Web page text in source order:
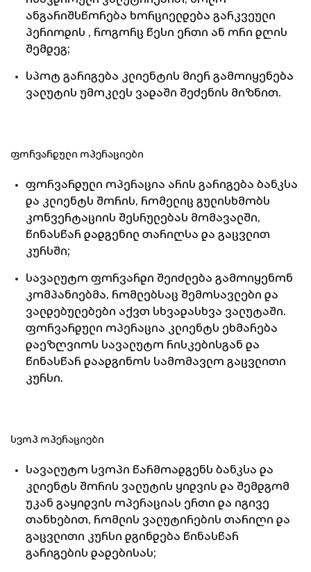
ანგარიშსწორება ხორციელდება გარკვეული
პერიოდის , როგორც წესი ერთი ან ორი დღის
შემდეგ;
სპოტ გარიგება კლიენტის მიერ გამოიყენება
ვალუტის უმოკლეს ვადაში შეძენის მიზნით.
ფორვარდული ოპერაციები
ფორვარდული ოპერაცია არის გარიგება ბანკსა
და კლიენტს შორის, რომელიც გულისხმობს
კონვერტაციის შესრულებას მომავალში,
წინასწარ დადგენილ თარიღსა და გაცვლით
კურსში;
სავალუტო ფორვარდი შეიძლება გამოიყენონ
კომპანიებმა, რომლებსაც შემოსავლები და
ვალდებულებები აქვთ სხვადასხვა ვალუტაში.
ფორვარდული ოპერაცია კლიენტს ეხმარება
დაეზღვიოს სავალუტო რისკებისგან და
წინასწარ დაადგინოს სამომავლო გაცვლითი
კურსი.
სვოპ ოპერაციები
სავალუტო სვოპი წარმოადგენს ბანკსა და
კლიენტს შორის ვალუტის ყიდვის და შემდგომ
უკან გაყიდვის ოპერაციას ერთი და იგივე
თანხებით, რომლის ვალუტირების თარიღი და
გაცვლითი კურსი დგინდება წინასწარ
გარიგების დადებისას;